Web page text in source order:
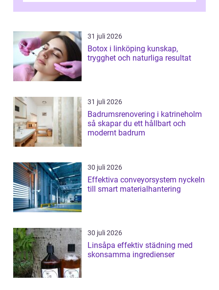
ställs höga k...
31 juli 2026
Botox i linköping kunskap,
trygghet och naturliga resultat
31 juli 2026
Badrumsrenovering i katrineholm
så skapar du ett hållbart och
modernt badrum
30 juli 2026
Effektiva conveyorsystem nyckeln
till smart materialhantering
30 juli 2026
Linsåpa effektiv städning med
skonsamma ingredienser